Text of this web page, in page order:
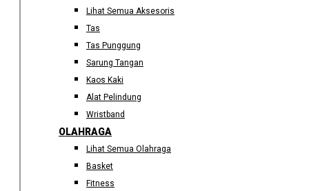
Lihat Semua Aksesoris
Tas
Tas Punggung
Sarung Tangan
Kaos Kaki
Alat Pelindung
Wristband
OLAHRAGA
Lihat Semua Olahraga
Basket
Fitness